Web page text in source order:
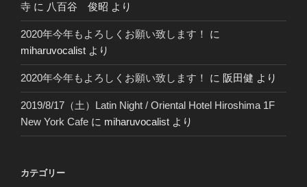
寺 に 八百谷 俊昭 より
2020年今年もよろしくお願い致します！
に
miharuvocalist より
2020年今年もよろしくお願い致します！ に 阪田健 より
2019/8/17（土）Latin Night / Oriental Hotel Hiroshima 1F
New York Cafe に miharuvocalist より
カテゴリー